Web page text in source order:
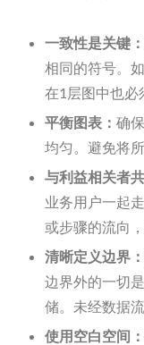
一致性是关键：
相同的符号。
在1层图中也必
平衡图表： 确
均匀。避免将
与利益相关者
业务用户一起
或步骤的流向
清晰定义边界：
边界外的一切
储。未经数据
使用空白空间：